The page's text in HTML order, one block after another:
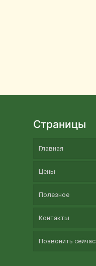
Страницы
Главная
Цены
Полезное
Контакты
Позвонить сейчас